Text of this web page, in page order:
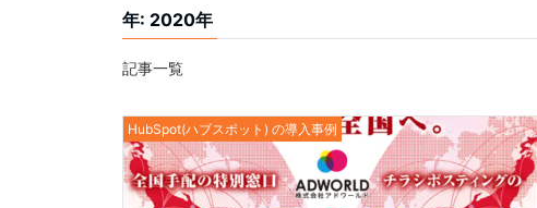
年: 2020年
記事一覧
HubSpot(ハブスポット) の導入事例